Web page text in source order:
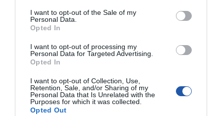
I want to opt-out of the Sale of my
Personal Data.
Opted In
I want to opt-out of processing my
Personal Data for Targeted Advertising.
Opted In
I want to opt-out of Collection, Use,
Retention, Sale, and/or Sharing of my
Personal Data that Is Unrelated with the
Purposes for which it was collected.
Opted Out
Producent GEMBIRD
Klasa produktu
1 x męska USB typ C
Pozłacane
końcówki
Tak
Kolor kabla